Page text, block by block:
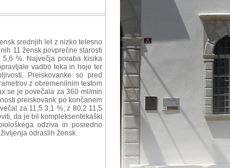
srednjih let z nizko telesno
11 žensk povprečne starosti
%. Največja poraba kisika
vadbo teka in hoje ter
Preiskovanke so pred
z obremenilnim testom
se je povečala za 360 ml/min
preiskovank po končanem
za 11,5 3,1 %; z 80,2 11,5
da je bil kompleksentekaški
odziva in posredno
odraslih žensk.